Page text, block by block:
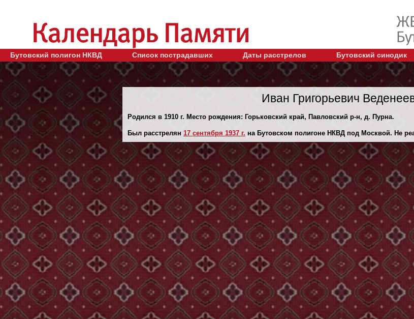
Бутовский полигон НКВД Список пострадавших Даты расстрелов Бутовский синодик
Иван Григорьевич
Родился в 1910 г. Место рождения: Горьковский край, Павловский р-н, д. Пурна.
Был расстрелян 17 сентября 1937 г. на Бутовском полигоне НКВД под Москвой. Не